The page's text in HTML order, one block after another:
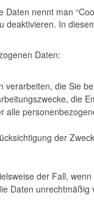
nennt man
In
Daten:
die Sie
die
der
der Fall,
Daten unrechtmäßig